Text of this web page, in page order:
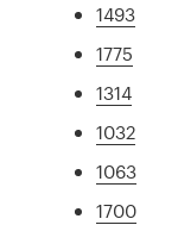
1493
1775
1314
1032
1063
1700